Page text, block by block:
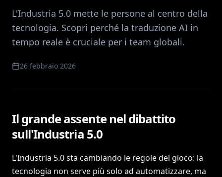
L'Industria 5.0 mette le persone al centro della
tecnologia. Scopri perché la traduzione AI in
tempo reale è cruciale per i team globali.
26 febbraio 2026
Il grande assente nel dibattito
sull'Industria 5.0
L'Industria 5.0 sta cambiando le regole del gioco: la
tecnologia non serve più solo ad automatizzare, ma